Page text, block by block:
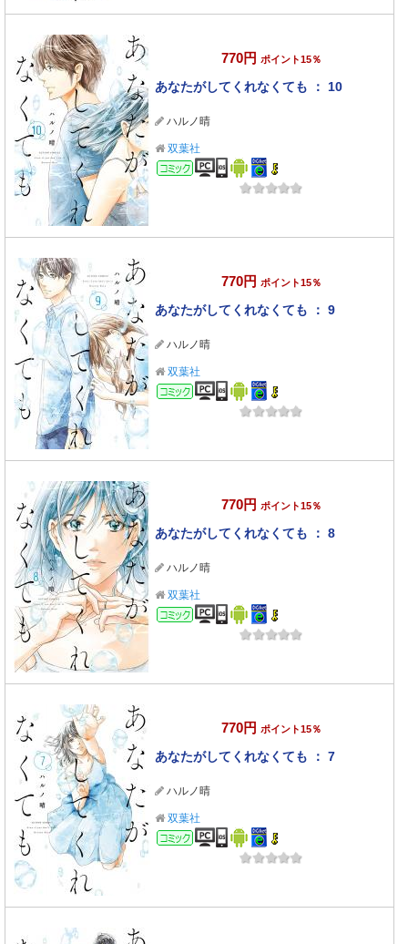
770円 ポイント15％
あなたがしてくれなくても ： 10
ハルノ晴
双葉社
コミック
770円 ポイント15％
あなたがしてくれなくても ： 9
ハルノ晴
双葉社
コミック
770円 ポイント15％
あなたがしてくれなくても ： 8
ハルノ晴
双葉社
コミック
770円 ポイント15％
あなたがしてくれなくても ： 7
ハルノ晴
双葉社
コミック